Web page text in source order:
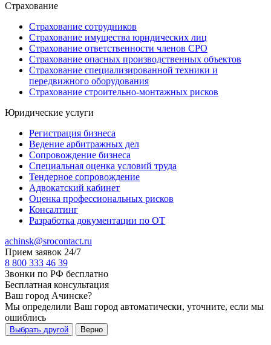
Страхование
Страхование сотрудников
Страхование имущества юридических лиц
Страхование ответственности членов СРО
Страхование опасных производственных объектов
Страхование специализированной техники и
передвижного оборудования
Страхование строительно-монтажных рисков
Юридические услуги
Регистрация бизнеса
Ведение арбитражных дел
Сопровождение бизнеса
Специальная оценка условий труда
Тендерное сопровождение
Адвокатский кабинет
Оценка профессиональных рисков
Консалтинг
Разработка документации по ОТ
achinsk@srocontact.ru
Прием заявок 24/7
8 800 333 46 39
Звонки по РФ бесплатно
Бесплатная консультация
Ваш город Ачинске?
Мы определили Ваш город автоматически, уточните, если мы
ошиблись
Выбрать другой Верно